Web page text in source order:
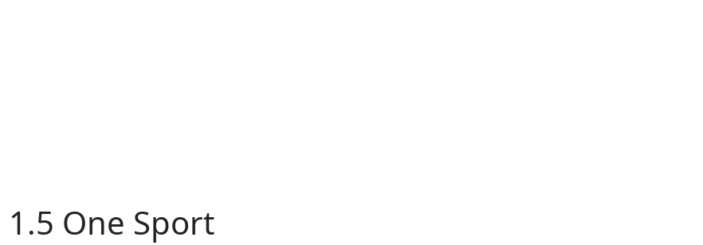
1.5 One Sport